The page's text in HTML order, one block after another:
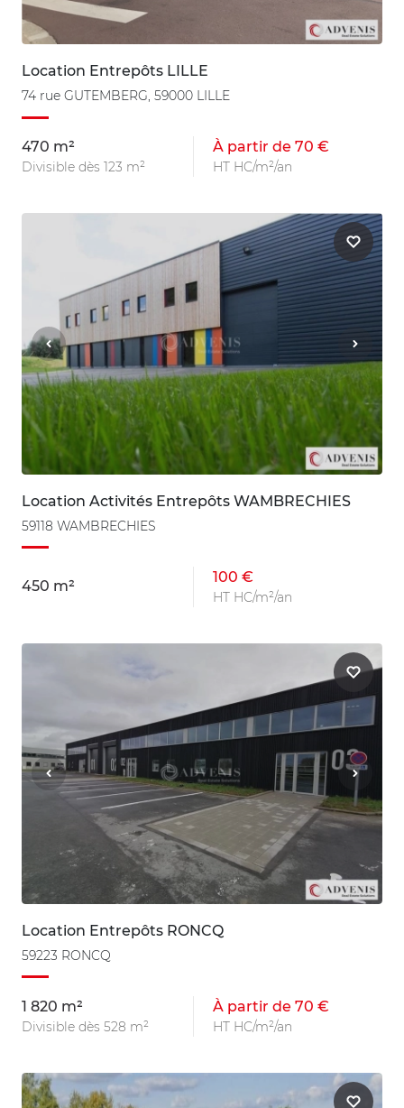
Location Entrepôts LILLE
74 rue GUTEMBERG, 59000 LILLE
470 m²
Divisible dès 123 m²
À partir de 70 €
HT HC/m²/an
Location Activités Entrepôts WAMBRECHIES
59118 WAMBRECHIES
450 m²
100 €
HT HC/m²/an
Location Entrepôts RONCQ
59223 RONCQ
1 820 m²
Divisible dès 528 m²
À partir de 70 €
HT HC/m²/an